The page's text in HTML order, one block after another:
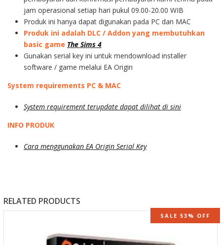
jam operasional setiap hari pukul 09.00-20.00 WIB
Produk ini hanya dapat digunakan pada PC dan MAC
Produk ini adalah DLC / Addon yang membutuhkan
basic game The Sims 4
Gunakan serial key ini untuk mendownload installer
software / game melalui EA Origin
System requirements PC & MAC
System requirement terupdate dapat dilihat di sini
INFO PRODUK
Cara menggunakan EA Origin Serial Key
RELATED PRODUCTS
SALE 53% OFF